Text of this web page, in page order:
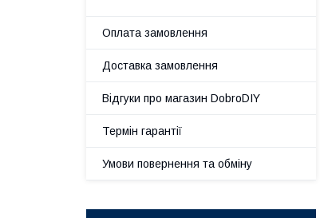
Оплата замовлення
Доставка замовлення
Відгуки про магазин DobroDIY
Термін гарантії
Умови повернення та обміну